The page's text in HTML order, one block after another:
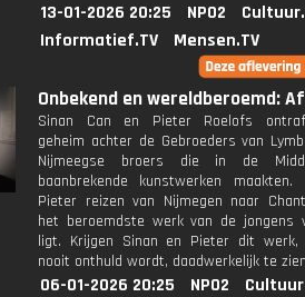
13-01-2026 20:25 NPO2
Informatief.TV
Mensen.TV
Onbekend en wereldberoemd:
Sinan Can en Pieter Roelofs
geheim achter de Gebroeders van
Nijmeegse broers die in de
baanbrekende kunstwerken maakten.
Pieter reizen van Nijmegen naar
het beroemdste werk van de jongens
ligt. Krijgen Sinan en Pieter dit werk,
nooit onthuld wordt, daadwerkelijk te
06-01-2026 20:25 NPO2